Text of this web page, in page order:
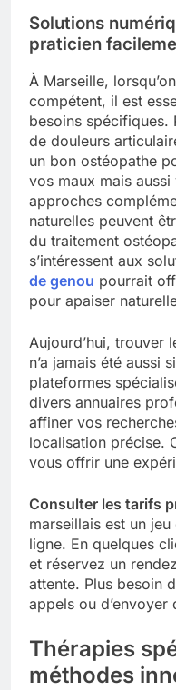
Solutions
praticien
À Marseille,
compétent, il est
besoins spécifiques.
de douleurs
un bon ostéopathe
vos maux mais
approches
naturelles peuvent
du traitement
s’intéressent aux
de genou pourrait
pour apaiser
Aujourd’hui, trouver
n’a jamais été aussi
plateformes
divers annuaires
affiner vos
localisation précise.
vous offrir une
Consulter les tarifs
marseillais est un
ligne. En quelques
et réservez un
attente. Plus besoin
appels ou d’envoyer
Thérapies
méthodes